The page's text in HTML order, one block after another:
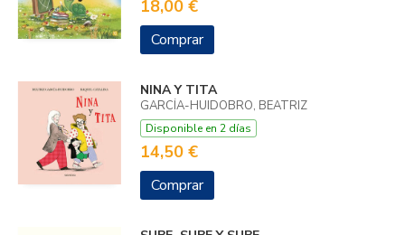
18,00 €
Comprar
NINA Y TITA
GARCÍA-HUIDOBRO, BEATRIZ
Disponible en 2 días
14,50 €
Comprar